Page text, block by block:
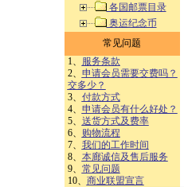
各国邮票目录
奥运纪念币
常见问题
1、
服务条款
2、 申请会员需要交费吗？
交多少？
3、 付款方式
4、 申请会员有什么好处？
5、 送货方式及费率
6、
购物流程
7、 我们的工作时间
8、 本廊诚信及售后服务
9、 常见问题
10、 商业联盟宣言